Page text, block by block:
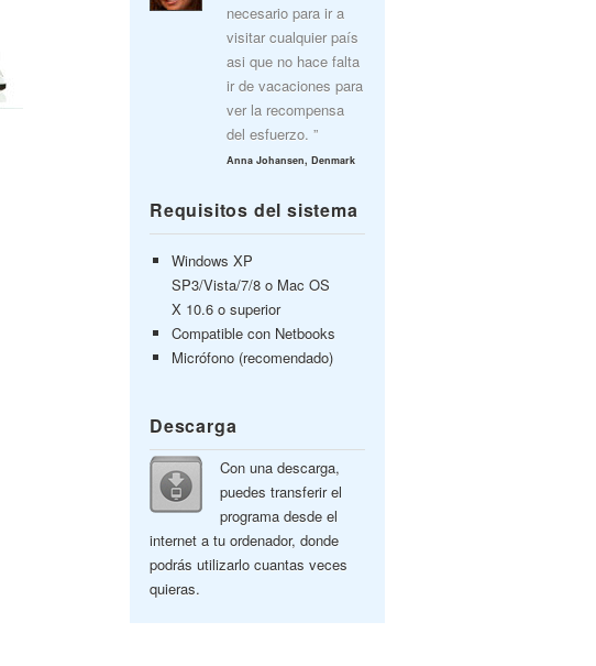
necesario para ir a
visitar cualquier país
asi que no hace falta
ir de vacaciones para
ver la recompensa
del esfuerzo. ”
Anna Johansen, Denmark
Requisitos del sistema
Windows XP
SP3/Vista/7/8 o Mac OS
X 10.6 o superior
Compatible con Netbooks
Micrófono (recomendado)
Descarga
Con una descarga,
puedes transferir el
programa desde el
internet a tu ordenador, donde
podrás utilizarlo cuantas veces
quieras.